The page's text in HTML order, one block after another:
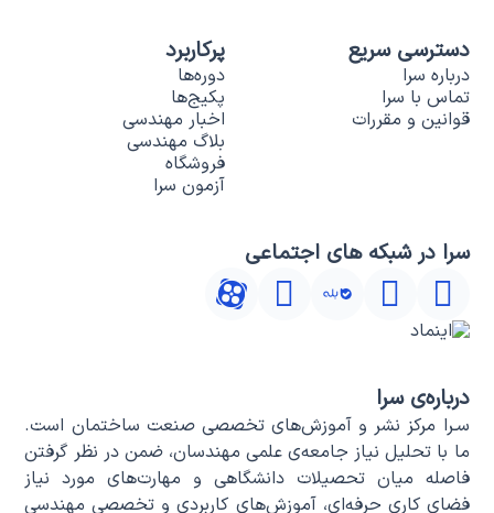
دسترسی سریع
درباره سرا
تماس با سرا
قوانین و مقررات
پرکاربرد
دوره‌ها
پکیج‌ها
اخبار مهندسی
بلاگ مهندسی
فروشگاه
آزمون سرا
سرا در شبکه های اجتماعی
درباره‌ی سرا
سـرا مرکز نشر و آموزش‌های تخصصی صنعت ساختمان است.
ما با تحلیل نیاز جامعه‌ی علمی مهندسان، ضمن در نظر گرفتن
فاصله میان تحصیلات دانشگاهی و مهارت‌های مورد نیاز
فضای کاری حرفه‌ای، آموزش‌های کاربردی و تخصصی مهندسی